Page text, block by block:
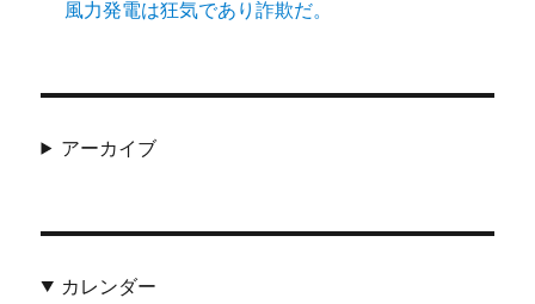
風力発電は狂気であり詐欺だ。
アーカイブ
カレンダー